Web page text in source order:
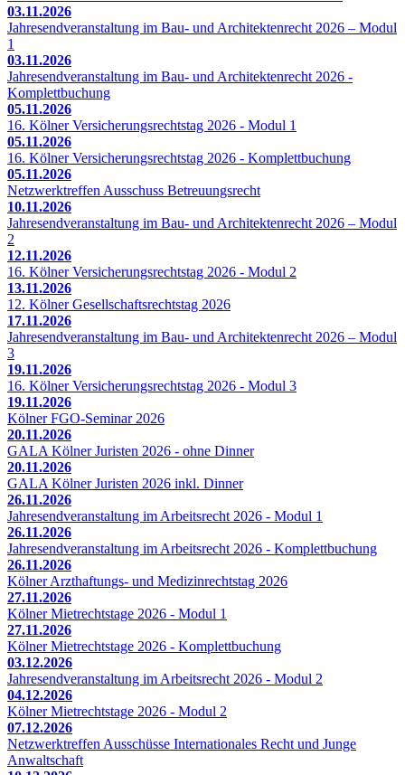
03.11.2026
Jahresendveranstaltung im Bau- und Architektenrecht 2026 – Modul
1
03.11.2026
Jahresendveranstaltung im Bau- und Architektenrecht 2026 -
Komplettbuchung
05.11.2026
16. Kölner Versicherungsrechtstag 2026 - Modul 1
05.11.2026
16. Kölner Versicherungsrechtstag 2026 - Komplettbuchung
05.11.2026
Netzwerktreffen Ausschuss Betreuungsrecht
10.11.2026
Jahresendveranstaltung im Bau- und Architektenrecht 2026 – Modul
2
12.11.2026
16. Kölner Versicherungsrechtstag 2026 - Modul 2
13.11.2026
12. Kölner Gesellschaftsrechtstag 2026
17.11.2026
Jahresendveranstaltung im Bau- und Architektenrecht 2026 – Modul
3
19.11.2026
16. Kölner Versicherungsrechtstag 2026 - Modul 3
19.11.2026
Kölner FGO-Seminar 2026
20.11.2026
GALA Kölner Juristen 2026 - ohne Dinner
20.11.2026
GALA Kölner Juristen 2026 inkl. Dinner
26.11.2026
Jahresendveranstaltung im Arbeitsrecht 2026 - Modul 1
26.11.2026
Jahresendveranstaltung im Arbeitsrecht 2026 - Komplettbuchung
26.11.2026
Kölner Arzthaftungs- und Medizinrechtstag 2026
27.11.2026
Kölner Mietrechtstage 2026 - Modul 1
27.11.2026
Kölner Mietrechtstage 2026 - Komplettbuchung
03.12.2026
Jahresendveranstaltung im Arbeitsrecht 2026 - Modul 2
04.12.2026
Kölner Mietrechtstage 2026 - Modul 2
07.12.2026
Netzwerktreffen Ausschüsse Internationales Recht und Junge
Anwaltschaft